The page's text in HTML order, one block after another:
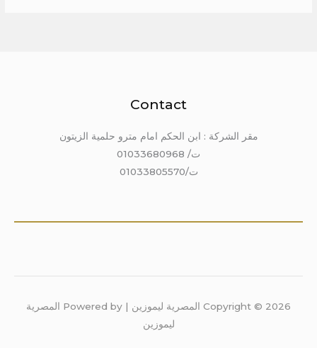
Contact
مقر الشركة : ابن الحكم امام مترو حلمية الزيتون
ت/ 01033680968
ت/01033805570
Copyright © 2026 المصرية ليموزين | Powered by المصرية
ليموزين